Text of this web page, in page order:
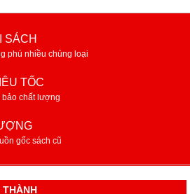
SÁCH
phú nhiều chủng loại
TỐC
chất lượng
gốc sách cũ
THÀNH